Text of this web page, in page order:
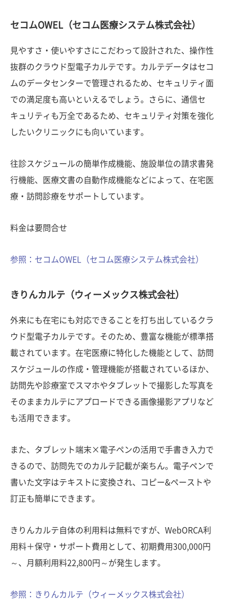
セコムOWEL（セコム医療システム株式会社）
見やすさ・使いやすさにこだわって設計された、操作性
抜群のクラウド型電子カルテです。カルテデータはセコ
ムのデータセンターで管理されるため、セキュリティ面
での満足度も高いといえるでしょう。さらに、通信セ
キュリティも万全であるため、セキュリティ対策を強化
したいクリニックにも向いています。
往診スケジュールの簡単作成機能、施設単位の請求書発
行機能、医療文書の自動作成機能などによって、在宅医
療・訪問診療をサポートしています。
料金は要問合せ
参照：セコムOWEL（セコム医療システム株式会社）
きりんカルテ（ウィーメックス株式会社）
外来にも在宅にも対応できることを打ち出しているクラ
ウド型電子カルテです。そのため、豊富な機能が標準搭
載されています。在宅医療に特化した機能として、訪問
スケジュールの作成・管理機能が搭載されているほか、
訪問先や診療室でスマホやタブレットで撮影した写真を
そのままカルテにアプロードできる画像撮影アプリなど
も活用できます。
また、タブレット端末×電子ペンの活用で手書き入力で
きるので、訪問先でのカルテ記載が楽ちん。電子ペンで
書いた文字はテキストに変換され、コピー&ペーストや
訂正も簡単にできます。
きりんカルテ自体の利用料は無料ですが、WebORCA利
用料＋保守・サポート費用として、初期費用300,000円
～、月額利用料22,800円～が発生します。
参照：きりんカルテ（ウィーメックス株式会社）